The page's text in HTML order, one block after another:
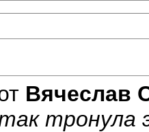
Вячеслав
тронула